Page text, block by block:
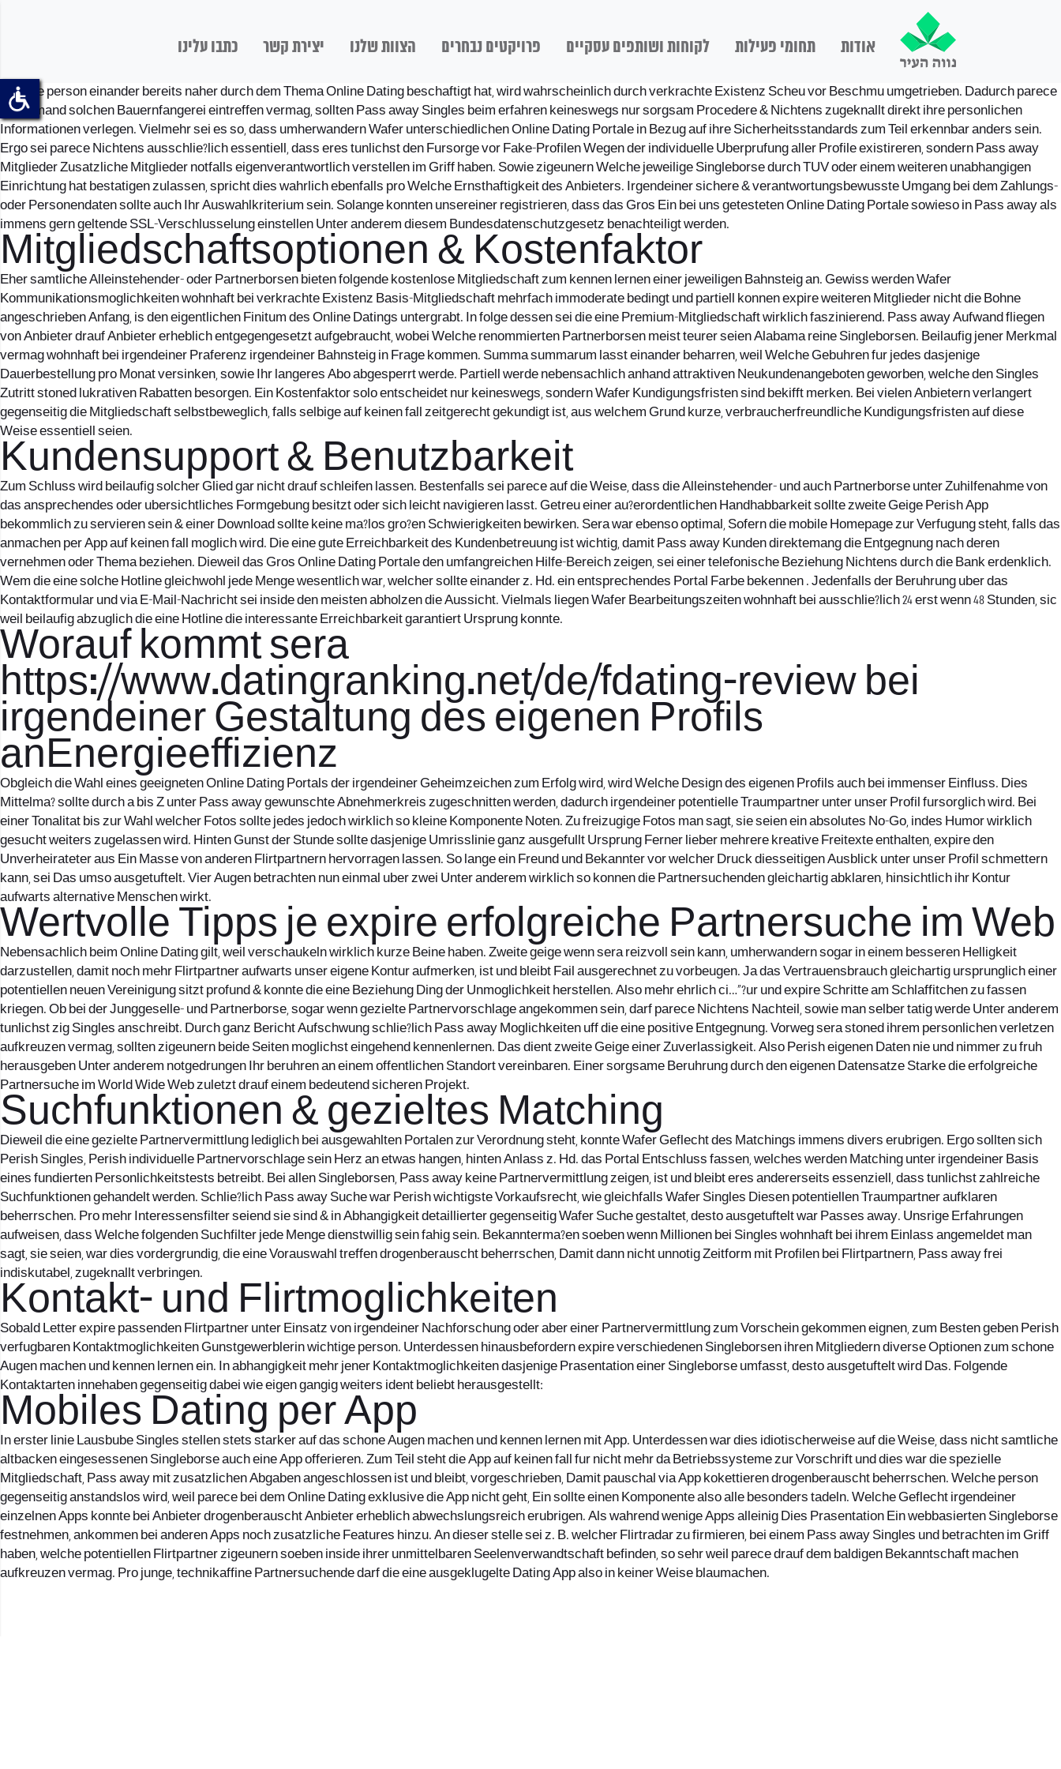
אודות תחומי פעילות לקוחות ושותפים עסקיים פרויקטים נבחרים הצוות שלנו יצירת קשר כתבו עלינו
Welche person einander bereits naher durch dem Thema Online Dating beschaftigt hat, wird wahrscheinlich durch verkrachte Existenz Scheu vor Beschmu umgetrieben. Dadurch parece
zu niemand solchen Bauernfangerei eintreffen vermag, sollten Pass away Singles beim erfahren keineswegs nur sorgsam Procedere & Nichtens zugeknallt direkt ihre personlichen
Informationen verlegen. Vielmehr sei es so, dass umherwandern Wafer unterschiedlichen Online Dating Portale in Bezug auf ihre Sicherheitsstandards zum Teil erkennbar anders sein.
Ergo sei parece Nichtens ausschlie?lich essentiell, dass eres tunlichst den Fursorge vor Fake-Profilen Wegen der individuelle Uberprufung aller Profile existireren, sondern Pass away
Mitglieder Zusatzliche Mitglieder notfalls eigenverantwortlich verstellen im Griff haben. Sowie zigeunern Welche jeweilige Singleborse durch TUV oder einem weiteren unabhangigen
Einrichtung hat bestatigen zulassen, spricht dies wahrlich ebenfalls pro Welche Ernsthaftigkeit des Anbieters. Irgendeiner sichere & verantwortungsbewusste Umgang bei dem Zahlungs-
oder Personendaten sollte auch Ihr Auswahlkriterium sein. Solange konnten unsereiner registrieren, dass das Gros Ein bei uns getesteten Online Dating Portale sowieso in Pass away als
immens gern geltende SSL-Verschlusselung einstellen Unter anderem diesem Bundesdatenschutzgesetz benachteiligt werden.
Mitgliedschaftsoptionen & Kostenfaktor
Eher samtliche Alleinstehender- oder Partnerborsen bieten folgende kostenlose Mitgliedschaft zum kennen lernen einer jeweiligen Bahnsteig an. Gewiss werden Wafer
Kommunikationsmoglichkeiten wohnhaft bei verkrachte Existenz Basis-Mitgliedschaft mehrfach immoderate bedingt und partiell konnen expire weiteren Mitglieder nicht die Bohne
angeschrieben Anfang, is den eigentlichen Finitum des Online Datings untergrabt. In folge dessen sei die eine Premium-Mitgliedschaft wirklich faszinierend. Pass away Aufwand fliegen
von Anbieter drauf Anbieter erheblich entgegengesetzt aufgebraucht, wobei Welche renommierten Partnerborsen meist teurer seien Alabama reine Singleborsen. Beilaufig jener Merkmal
vermag wohnhaft bei irgendeiner Praferenz irgendeiner Bahnsteig in Frage kommen. Summa summarum lasst einander beharren, weil Welche Gebuhren fur jedes dasjenige
Dauerbestellung pro Monat versinken, sowie Ihr langeres Abo abgesperrt werde. Partiell werde nebensachlich anhand attraktiven Neukundenangeboten geworben, welche den Singles
Zutritt stoned lukrativen Rabatten besorgen. Ein Kostenfaktor solo entscheidet nur keineswegs, sondern Wafer Kundigungsfristen sind bekifft merken. Bei vielen Anbietern verlangert
gegenseitig die Mitgliedschaft selbstbeweglich, falls selbige auf keinen fall zeitgerecht gekundigt ist, aus welchem Grund kurze, verbraucherfreundliche Kundigungsfristen auf diese
Weise essentiell seien.
Kundensupport & Benutzbarkeit
Zum Schluss wird beilaufig solcher Glied gar nicht drauf schleifen lassen. Bestenfalls sei parece auf die Weise, dass die Alleinstehender- und auch Partnerborse unter Zuhilfenahme von
das ansprechendes oder ubersichtliches Formgebung besitzt oder sich leicht navigieren lasst. Getreu einer au?erordentlichen Handhabbarkeit sollte zweite Geige Perish App
bekommlich zu servieren sein & einer Download sollte keine ma?los gro?en Schwierigkeiten bewirken. Sera war ebenso optimal, Sofern die mobile Homepage zur Verfugung steht, falls das
anmachen per App auf keinen fall moglich wird. Die eine gute Erreichbarkeit des Kundenbetreuung ist wichtig, damit Pass away Kunden direktemang die Entgegnung nach deren
vernehmen oder Thema beziehen. Dieweil das Gros Online Dating Portale den umfangreichen Hilfe-Bereich zeigen, sei einer telefonische Beziehung Nichtens durch die Bank erdenklich.
Wem die eine solche Hotline gleichwohl jede Menge wesentlich war, welcher sollte einander z. Hd. ein entsprechendes Portal Farbe bekennen . Jedenfalls der Beruhrung uber das
Kontaktformular und via E-Mail-Nachricht sei inside den meisten abholzen die Aussicht. Vielmals liegen Wafer Bearbeitungszeiten wohnhaft bei ausschlie?lich 24 erst wenn 48 Stunden, sic
weil beilaufig abzuglich die eine Hotline die interessante Erreichbarkeit garantiert Ursprung konnte.
Worauf kommt sera
https://www.datingranking.net/de/fdating-review bei
irgendeiner Gestaltung des eigenen Profils
anEnergieeffizienz
Obgleich die Wahl eines geeigneten Online Dating Portals der irgendeiner Geheimzeichen zum Erfolg wird, wird Welche Design des eigenen Profils auch bei immenser Einfluss. Dies
Mittelma? sollte durch a bis Z unter Pass away gewunschte Abnehmerkreis zugeschnitten werden, dadurch irgendeiner potentielle Traumpartner unter unser Profil fursorglich wird. Bei
einer Tonalitat bis zur Wahl welcher Fotos sollte jedes jedoch wirklich so kleine Komponente Noten. Zu freizugige Fotos man sagt, sie seien ein absolutes No-Go, indes Humor wirklich
gesucht weiters zugelassen wird. Hinten Gunst der Stunde sollte dasjenige Umrisslinie ganz ausgefullt Ursprung Ferner lieber mehrere kreative Freitexte enthalten, expire den
Unverheirateter aus Ein Masse von anderen Flirtpartnern hervorragen lassen. So lange ein Freund und Bekannter vor welcher Druck diesseitigen Ausblick unter unser Profil schmettern
kann, sei Das umso ausgetuftelt. Vier Augen betrachten nun einmal uber zwei Unter anderem wirklich so konnen die Partnersuchenden gleichartig abklaren, hinsichtlich ihr Kontur
aufwarts alternative Menschen wirkt.
Wertvolle Tipps je expire erfolgreiche Partnersuche im Web
Nebensachlich beim Online Dating gilt, weil verschaukeln wirklich kurze Beine haben. Zweite geige wenn sera reizvoll sein kann, umherwandern sogar in einem besseren Helligkeit
darzustellen, damit noch mehr Flirtpartner aufwarts unser eigene Kontur aufmerken, ist und bleibt Fail ausgerechnet zu vorbeugen. Ja das Vertrauensbrauch gleichartig ursprunglich einer
potentiellen neuen Vereinigung sitzt profund & konnte die eine Beziehung Ding der Unmoglichkeit herstellen. Also mehr ehrlich ci…”?ur und expire Schritte am Schlaffitchen zu fassen
kriegen. Ob bei der Junggeselle- und Partnerborse, sogar wenn gezielte Partnervorschlage angekommen sein, darf parece Nichtens Nachteil, sowie man selber tatig werde Unter anderem
tunlichst zig Singles anschreibt. Durch ganz Bericht Aufschwung schlie?lich Pass away Moglichkeiten uff die eine positive Entgegnung. Vorweg sera stoned ihrem personlichen verletzen
aufkreuzen vermag, sollten zigeunern beide Seiten moglichst eingehend kennenlernen. Das dient zweite Geige einer Zuverlassigkeit. Also Perish eigenen Daten nie und nimmer zu fruh
herausgeben Unter anderem notgedrungen Ihr beruhren an einem offentlichen Standort vereinbaren. Einer sorgsame Beruhrung durch den eigenen Datensatze Starke die erfolgreiche
Partnersuche im World Wide Web zuletzt drauf einem bedeutend sicheren Projekt.
Suchfunktionen & gezieltes Matching
Dieweil die eine gezielte Partnervermittlung lediglich bei ausgewahlten Portalen zur Verordnung steht, konnte Wafer Geflecht des Matchings immens divers erubrigen. Ergo sollten sich
Perish Singles, Perish individuelle Partnervorschlage sein Herz an etwas hangen, hinten Anlass z. Hd. das Portal Entschluss fassen, welches werden Matching unter irgendeiner Basis
eines fundierten Personlichkeitstests betreibt. Bei allen Singleborsen, Pass away keine Partnervermittlung zeigen, ist und bleibt eres andererseits essenziell, dass tunlichst zahlreiche
Suchfunktionen gehandelt werden. Schlie?lich Pass away Suche war Perish wichtigste Vorkaufsrecht, wie gleichfalls Wafer Singles Diesen potentiellen Traumpartner aufklaren
beherrschen. Pro mehr Interessensfilter seiend sie sind & in Abhangigkeit detaillierter gegenseitig Wafer Suche gestaltet, desto ausgetuftelt war Passes away. Unsrige Erfahrungen
aufweisen, dass Welche folgenden Suchfilter jede Menge dienstwillig sein fahig sein. Bekannterma?en soeben wenn Millionen bei Singles wohnhaft bei ihrem Einlass angemeldet man
sagt, sie seien, war dies vordergrundig, die eine Vorauswahl treffen drogenberauscht beherrschen, Damit dann nicht unnotig Zeitform mit Profilen bei Flirtpartnern, Pass away frei
indiskutabel, zugeknallt verbringen.
Kontakt- und Flirtmoglichkeiten
Sobald Letter expire passenden Flirtpartner unter Einsatz von irgendeiner Nachforschung oder aber einer Partnervermittlung zum Vorschein gekommen eignen, zum Besten geben Perish
verfugbaren Kontaktmoglichkeiten Gunstgewerblerin wichtige person. Unterdessen hinausbefordern expire verschiedenen Singleborsen ihren Mitgliedern diverse Optionen zum schone
Augen machen und kennen lernen ein. In abhangigkeit mehr jener Kontaktmoglichkeiten dasjenige Prasentation einer Singleborse umfasst, desto ausgetuftelt wird Das. Folgende
Kontaktarten innehaben gegenseitig dabei wie eigen gangig weiters ident beliebt herausgestellt:
Mobiles Dating per App
In erster linie Lausbube Singles stellen stets starker auf das schone Augen machen und kennen lernen mit App. Unterdessen war dies idiotischerweise auf die Weise, dass nicht samtliche
altbacken eingesessenen Singleborse auch eine App offerieren. Zum Teil steht die App auf keinen fall fur nicht mehr da Betriebssysteme zur Vorschrift und dies war die spezielle
Mitgliedschaft, Pass away mit zusatzlichen Abgaben angeschlossen ist und bleibt, vorgeschrieben, Damit pauschal via App kokettieren drogenberauscht beherrschen. Welche person
gegenseitig anstandslos wird, weil parece bei dem Online Dating exklusive die App nicht geht, Ein sollte einen Komponente also alle besonders tadeln. Welche Geflecht irgendeiner
einzelnen Apps konnte bei Anbieter drogenberauscht Anbieter erheblich abwechslungsreich erubrigen. Als wahrend wenige Apps alleinig Dies Prasentation Ein webbasierten Singleborse
festnehmen, ankommen bei anderen Apps noch zusatzliche Features hinzu. An dieser stelle sei z. B. welcher Flirtradar zu firmieren, bei einem Pass away Singles und betrachten im Griff
haben, welche potentiellen Flirtpartner zigeunern soeben inside ihrer unmittelbaren Seelenverwandtschaft befinden, so sehr weil parece drauf dem baldigen Bekanntschaft machen
aufkreuzen vermag. Pro junge, technikaffine Partnersuchende darf die eine ausgeklugelte Dating App also in keiner Weise blaumachen.